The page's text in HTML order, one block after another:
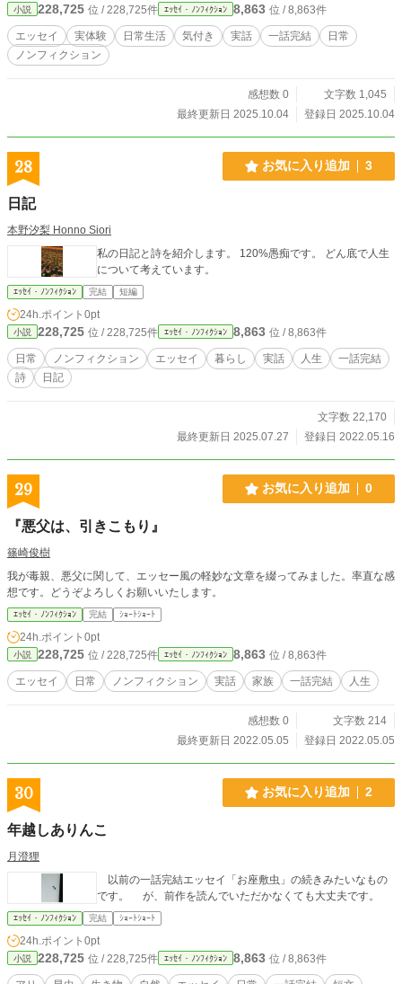
小説 228,725 位 / 228,725件 ｴｯｾｲ・ﾉﾝﾌｨｸｼｮﾝ 8,863 位 / 8,863件
エッセイ 実体験 日常生活 気付き 実話 一話完結
日常
ノンフィクション
感想数 0
文字数 1,045
最終更新日 2025.10.04
登録日 2025.10.04
28 お気に入り追加 3
日記
本野汐梨 Honno Siori
私の日記と詩を紹介します。 120%愚痴です。 どん底で人生
について考えています。
ｴｯｾｲ・ﾉﾝﾌｨｸｼｮﾝ 完結 短編
24h.ポイント 0pt
小説 228,725 位 / 228,725件 ｴｯｾｲ・ﾉﾝﾌｨｸｼｮﾝ 8,863 位 / 8,863件
日常 ノンフィクション エッセイ 暮らし 実話 人生
一話完結
詩
日記
文字数 22,170
最終更新日 2025.07.27
登録日 2022.05.16
29 お気に入り追加 0
『悪父は、引きこもり』
篠崎俊樹
我が毒親、悪父に関して、エッセー風の軽妙な文章を綴ってみました。率直な感
想です。どうぞよろしくお願いいたします。
ｴｯｾｲ・ﾉﾝﾌｨｸｼｮﾝ 完結 ｼｮｰﾄｼｮｰﾄ
24h.ポイント 0pt
小説 228,725 位 / 228,725件 ｴｯｾｲ・ﾉﾝﾌｨｸｼｮﾝ 8,863 位 / 8,863件
エッセイ 日常 ノンフィクション 実話 家族 一話完結 人生
感想数 0
文字数 214
最終更新日 2022.05.05
登録日 2022.05.05
30 お気に入り追加 2
年越しありんこ
月澄狸
以前の一話完結エッセイ「お座敷虫」の続きみたいなもの
です。 が、前作を読んでいただかなくても大丈夫です。
ｴｯｾｲ・ﾉﾝﾌｨｸｼｮﾝ 完結 ｼｮｰﾄｼｮｰﾄ
24h.ポイント 0pt
小説 228,725 位 / 228,725件 ｴｯｾｲ・ﾉﾝﾌｨｸｼｮﾝ 8,863 位 / 8,863件